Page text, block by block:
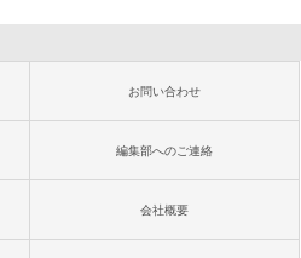
お問い合わせ
編集部へのご連絡
会社概要